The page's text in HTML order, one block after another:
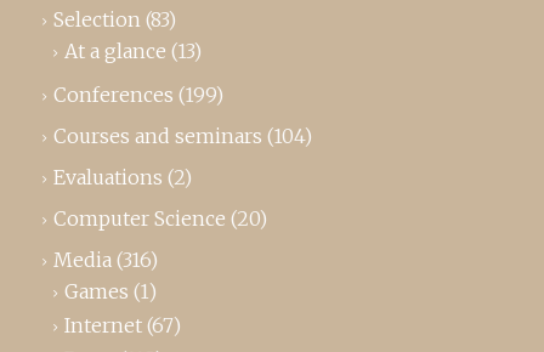
Selection (83)
At a glance (13)
Conferences (199)
Courses and seminars (104)
Evaluations (2)
Computer Science (20)
Media (316)
Games (1)
Internet (67)